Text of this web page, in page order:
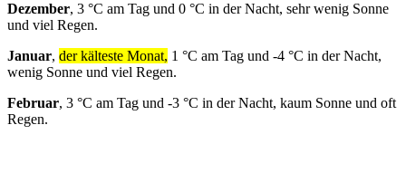
Dezember, 3 °C am Tag und 0 °C in der Nacht, sehr wenig Sonne
und viel Regen.
Januar, der kälteste Monat, 1 °C am Tag und -4 °C in der Nacht,
wenig Sonne und viel Regen.
Februar, 3 °C am Tag und -3 °C in der Nacht, kaum Sonne und oft
Regen.